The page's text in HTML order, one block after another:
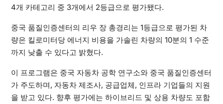
4개 카테고리 중 3개에서 2등급으로 평가됐다.
중국 품질인증센터의 리우 장 총경리는 1등급으로 평가된 차
량은 킬로미터당 에너지 비용을 가솔린 차량의 10분의 1 수준
까지 낮출 수 있다고 밝혔다.
이 프로그램은 중국 자동차 공학 연구소와 중국 품질인증센터
가 주도하며, 자동차 제조사, 공급업체, 인프라 기업들의 지원
을 받고 있다. 향후 평가에는 하이브리드 및 상용 차량도 포함